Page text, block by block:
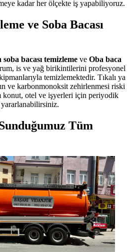
kadar her ölçekte iş yapabiliyoruz.
ve Soba Bacası
soba bacası temizleme ve Oba baca
is ve yağ birikintilerini profesyonel
temizlemektedir. Tıkalı ya
ve karbonmonoksit zehirlenmesi riski
konut, otel ve işyerleri için periyodik
Tüm